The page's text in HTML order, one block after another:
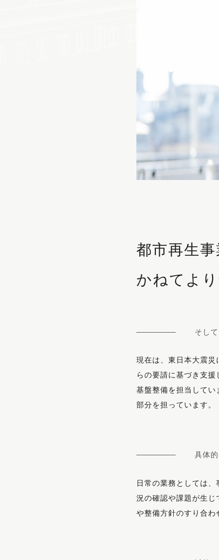
都市再生事
かねてよ
そし
現在は、東日本大震
らの要請に基づき支
基盤整備を担当して
部分を担っています。
具体
日常の業務としては
況の確認や課題が生
や整備方針のすり合わ